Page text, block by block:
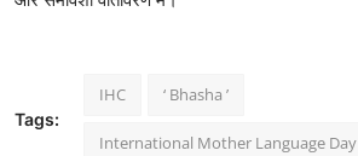
Tags:
IHC ‘ Bhasha ’
International Mother Language Day